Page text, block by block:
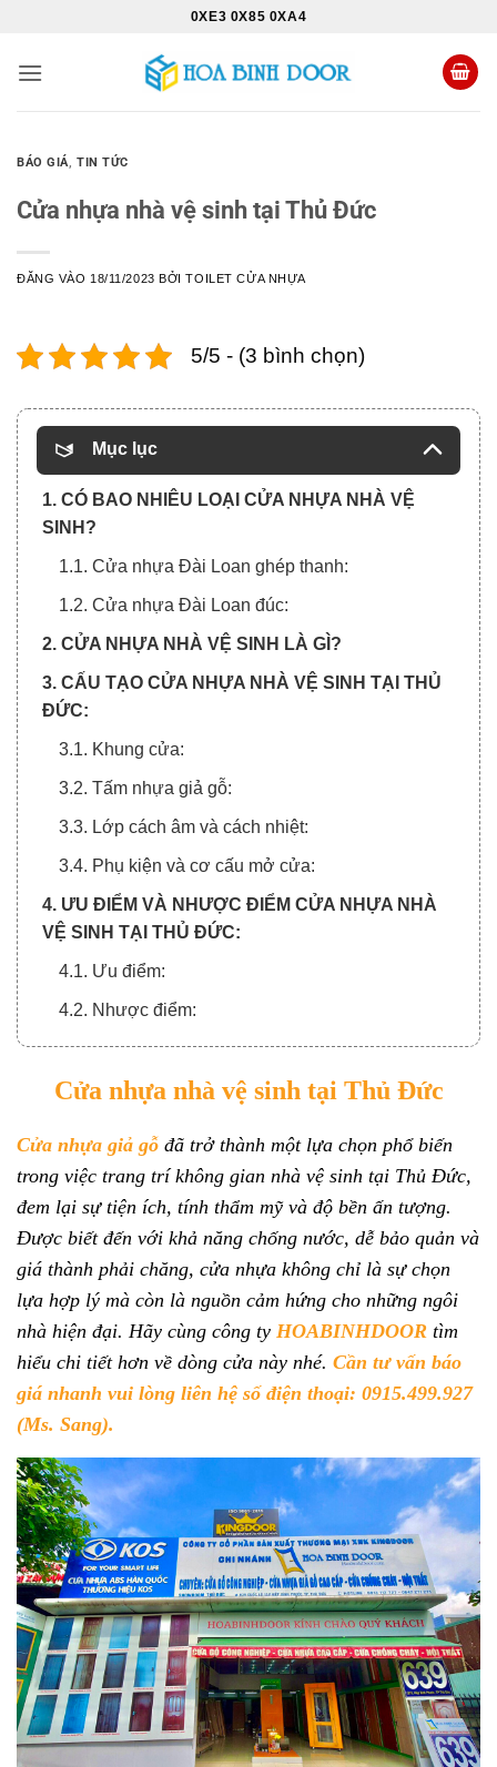
nội
0XE3 0X85 0XA4
BÁO GIÁ,TIN TỨC
Cửa nhựa nhà vệ sinh tại Thủ Đức
ĐĂNG VÀO 18/11/2023 BỞITOILET CỬA NHỰA
5/5 - (3 bình chọn)
Mục lục
1. CÓ BAO NHIÊU LOẠI CỬA NHỰA NHÀ VỆ
SINH?
1.1. Cửa nhựa Đài Loan ghép thanh:
1.2. Cửa nhựa Đài Loan đúc:
2. CỬA NHỰA NHÀ VỆ SINH LÀ GÌ?
3. CẤU TẠO CỬA NHỰA NHÀ VỆ SINH TẠI THỦ
ĐỨC:
3.1. Khung cửa:
3.2. Tấm nhựa giả gỗ:
3.3. Lớp cách âm và cách nhiệt:
3.4. Phụ kiện và cơ cấu mở cửa:
4. ƯU ĐIỂM VÀ NHƯỢC ĐIỂM CỬA NHỰA NHÀ
VỆ SINH TẠI THỦ ĐỨC:
4.1. Ưu điểm:
4.2. Nhược điểm:
5. MỘT SỐ MẪU CỬA NHỰA NHÀ VỆ SINH TẠI
THỦ ĐỨC:
7. QUY TRÌNH MUA CỬA VÀ THANH TOÁN:
7.1. Quy trình xem cửa nhựa nhà vệ sinh tại Thủ
Đức online:
7.2. Quy trình thanh toán chia làm 3 đợt:
Cửa nhựa nhà vệ sinh tại Thủ Đức
Cửa nhựa giả gỗ đã trở thành một lựa chọn phổ biến
trong việc trang trí không gian nhà vệ sinh tại Thủ Đức,
đem lại sự tiện ích, tính thẩm mỹ và độ bền ấn tượng.
Được biết đến với khả năng chống nước, dễ bảo quản và
giá thành phải chăng, cửa nhựa không chỉ là sự chọn
lựa hợp lý mà còn là nguồn cảm hứng cho những ngôi
nhà hiện đại. Hãy cùng công ty HOABINHDOOR tìm
hiểu chi tiết hơn về dòng cửa này nhé. Cần tư vấn báo
giá nhanh vui lòng liên hệ số điện thoại: 0915.499.927
(Ms. Sang).